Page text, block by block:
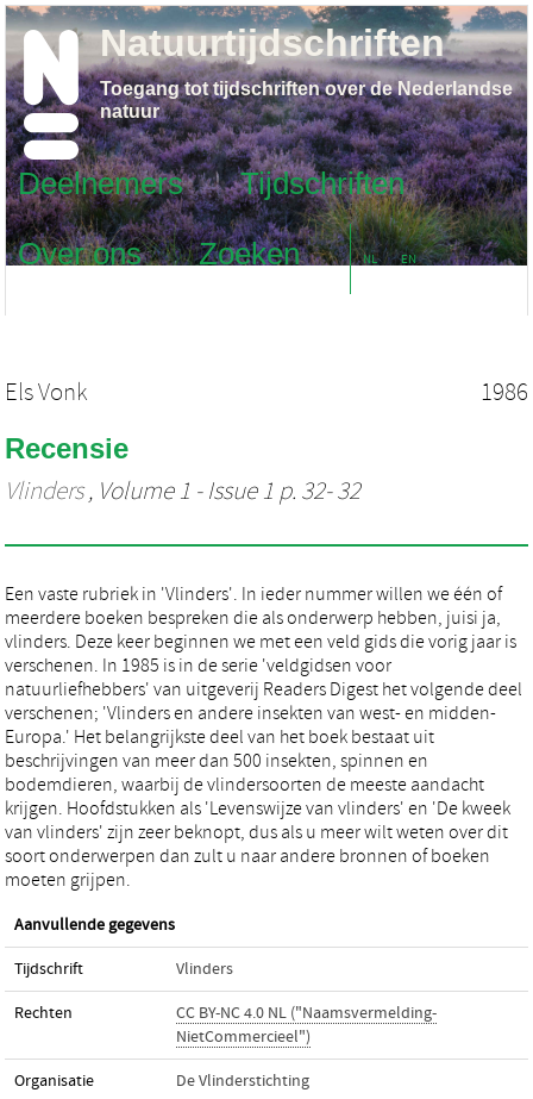
Deelnemers
Tijdschriften
Over ons
Zoeken NL EN
Natuurtijdschriften
Toegang tot tijdschriften over de Nederlandse
natuur
Els Vonk 1986
Recensie
Vlinders, Volume 1 - Issue 1 p. 32- 32
Een vaste rubriek in 'Vlinders'. In ieder nummer willen we één of
meerdere boeken bespreken die als onderwerp hebben, juisi ja,
vlinders. Deze keer beginnen we met een veld gids die vorig jaar is
verschenen. In 1985 is in de serie 'veldgidsen voor
natuurliefhebbers' van uitgeverij Readers Digest het volgende deel
verschenen; 'Vlinders en andere insekten van west- en midden-
Europa.' Het belangrijkste deel van het boek bestaat uit
beschrijvingen van meer dan 500 insekten, spinnen en
bodemdieren, waarbij de vlindersoorten de meeste aandacht
krijgen. Hoofdstukken als 'Levenswijze van vlinders' en 'De kweek
van vlinders' zijn zeer beknopt, dus als u meer wilt weten over dit
soort onderwerpen dan zult u naar andere bronnen of boeken
moeten grijpen.
Aanvullende gegevens
Tijdschrift Vlinders
Rechten
CC BY-NC 4.0 NL ("Naamsvermelding-
NietCommercieel")
Organisatie De Vlinderstichting